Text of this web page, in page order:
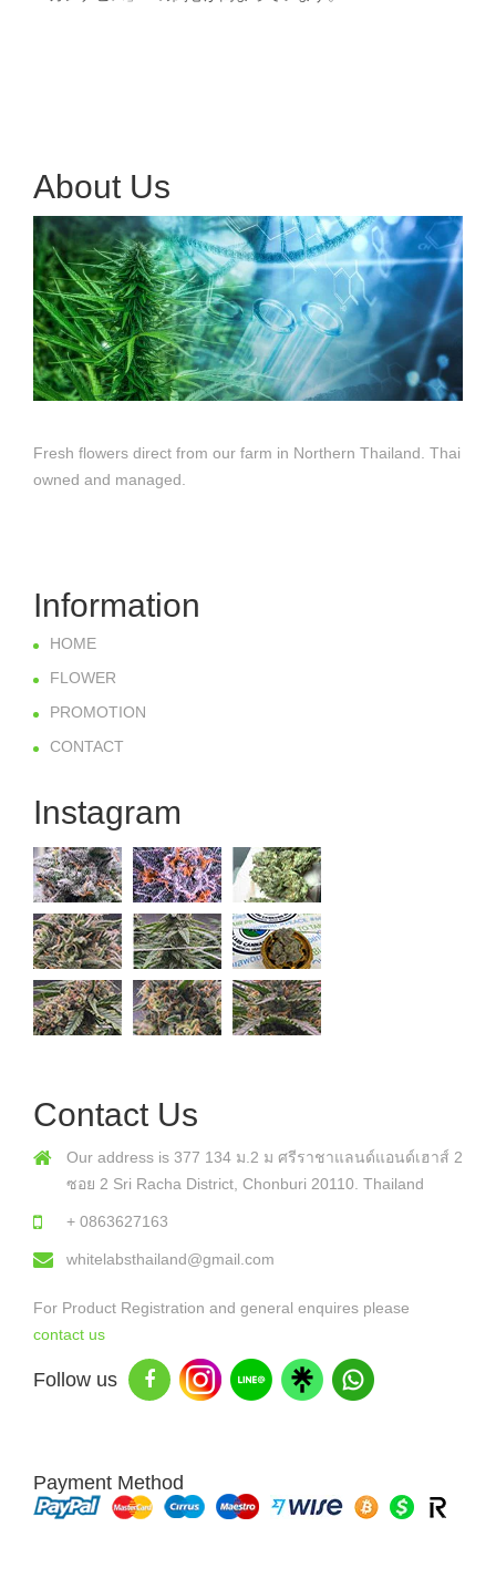
About Us
Fresh flowers direct from our farm in Northern Thailand. Thai
owned and managed.
Information
HOME
FLOWER
PROMOTION
CONTACT
Instagram
Contact Us
Our address is 377 134 ม.2 ม ศรีราชาแลนด์แอนด์เฮาส์ 2
ซอย 2 Sri Racha District, Chonburi 20110. Thailand
+ 0863627163
whitelabsthailand@gmail.com
For Product Registration and general enquires please
contact us
Follow us
Payment Method